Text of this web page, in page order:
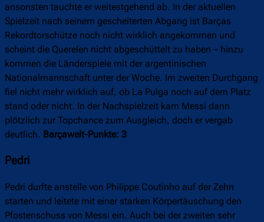
ansonsten tauchte er weitestgehend ab. In der aktuellen
Spielzeit nach seinem gescheiterten Abgang ist Barças
Rekordtorschütze noch nicht wirklich angekommen und
scheint die Querelen nicht abgeschüttelt zu haben – hinzu
kommen die Länderspiele mit der argentinischen
Nationalmannschaft unter der Woche. Im zweiten Durchgang
fiel nicht mehr wirklich auf, ob La Pulga noch auf dem Platz
stand oder nicht. In der Nachspielzeit kam Messi dann
plötzlich zur Topchance zum Ausgleich, doch er vergab
deutlich. Barçawelt-Punkte: 3
Pedri
Pedri durfte anstelle von Philippe Coutinho auf der Zehn
starten und leitete mit einer starken Körpertäuschung den
Pfostenschuss von Messi ein. Auch bei der zweiten sehr